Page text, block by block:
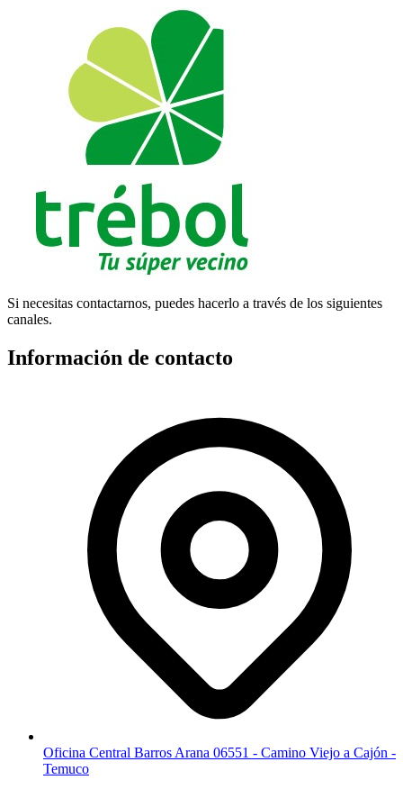
Si necesitas contactarnos, puedes hacerlo a través de los siguientes
canales.
Información de contacto
Oficina Central Barros Arana 06551 - Camino Viejo a Cajón -
Temuco